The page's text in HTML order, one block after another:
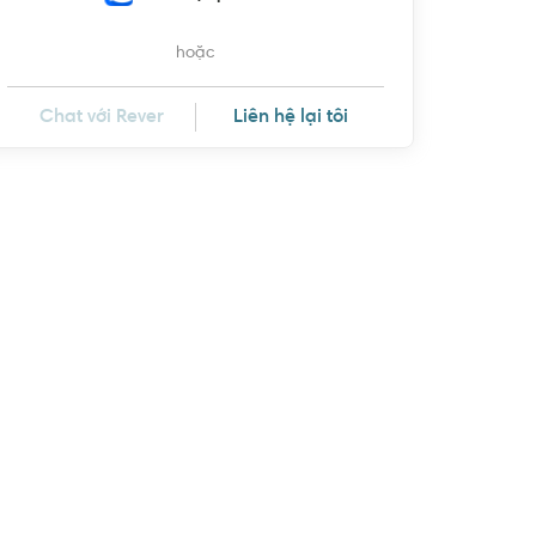
hoặc
Chat với Rever Liên hệ lại tôi